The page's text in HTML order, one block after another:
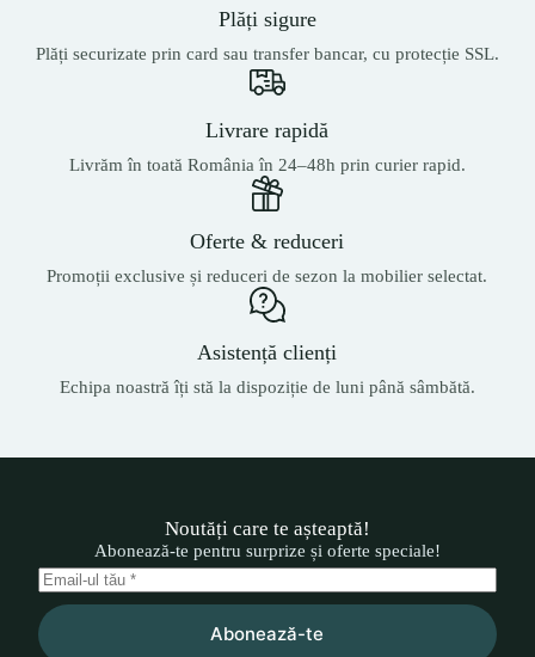
Plăți sigure
Plăți securizate prin card sau transfer bancar, cu protecție SSL.
Livrare rapidă
Livrăm în toată România în 24–48h prin curier rapid.
Oferte & reduceri
Promoții exclusive și reduceri de sezon la mobilier selectat.
Asistență clienți
Echipa noastră îți stă la dispoziție de luni până sâmbătă.
Noutăți care te așteaptă!
Abonează-te pentru surprize și oferte speciale!
Abonează-te